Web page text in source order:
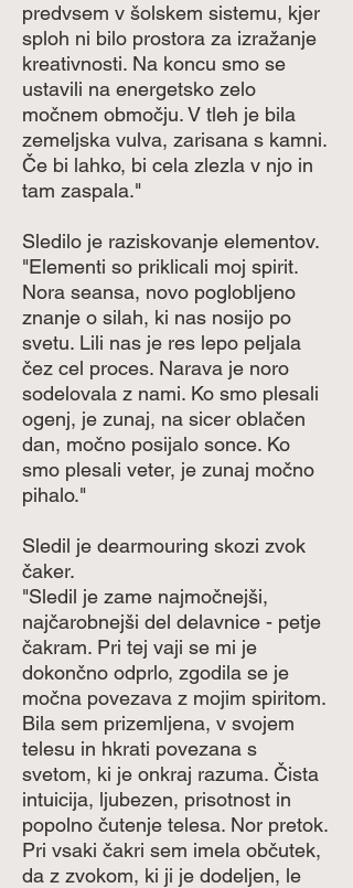
predvsem v šolskem sistemu, kjer
sploh ni bilo prostora za izražanje
kreativnosti. Na koncu smo se
ustavili na energetsko zelo
močnem območju. V tleh je bila
zemeljska vulva, zarisana s kamni.
Če bi lahko, bi cela zlezla v njo in
tam zaspala."
Sledilo je raziskovanje elementov.
"Elementi so priklicali moj spirit.
Nora seansa, novo poglobljeno
znanje o silah, ki nas nosijo po
svetu. Lili nas je res lepo peljala
čez cel proces. Narava je noro
sodelovala z nami. Ko smo plesali
ogenj, je zunaj, na sicer oblačen
dan, močno posijalo sonce. Ko
smo plesali veter, je zunaj močno
pihalo."
Sledil je dearmouring skozi zvok
čaker.
"Sledil je zame najmočnejši,
najčarobnejši del delavnice - petje
čakram. Pri tej vaji se mi je
dokončno odprlo, zgodila se je
močna povezava z mojim spiritom.
Bila sem prizemljena, v svojem
telesu in hkrati povezana s
svetom, ki je onkraj razuma. Čista
intuicija, ljubezen, prisotnost in
popolno čutenje telesa. Nor pretok.
Pri vsaki čakri sem imela občutek,
da z zvokom, ki ji je dodeljen, le